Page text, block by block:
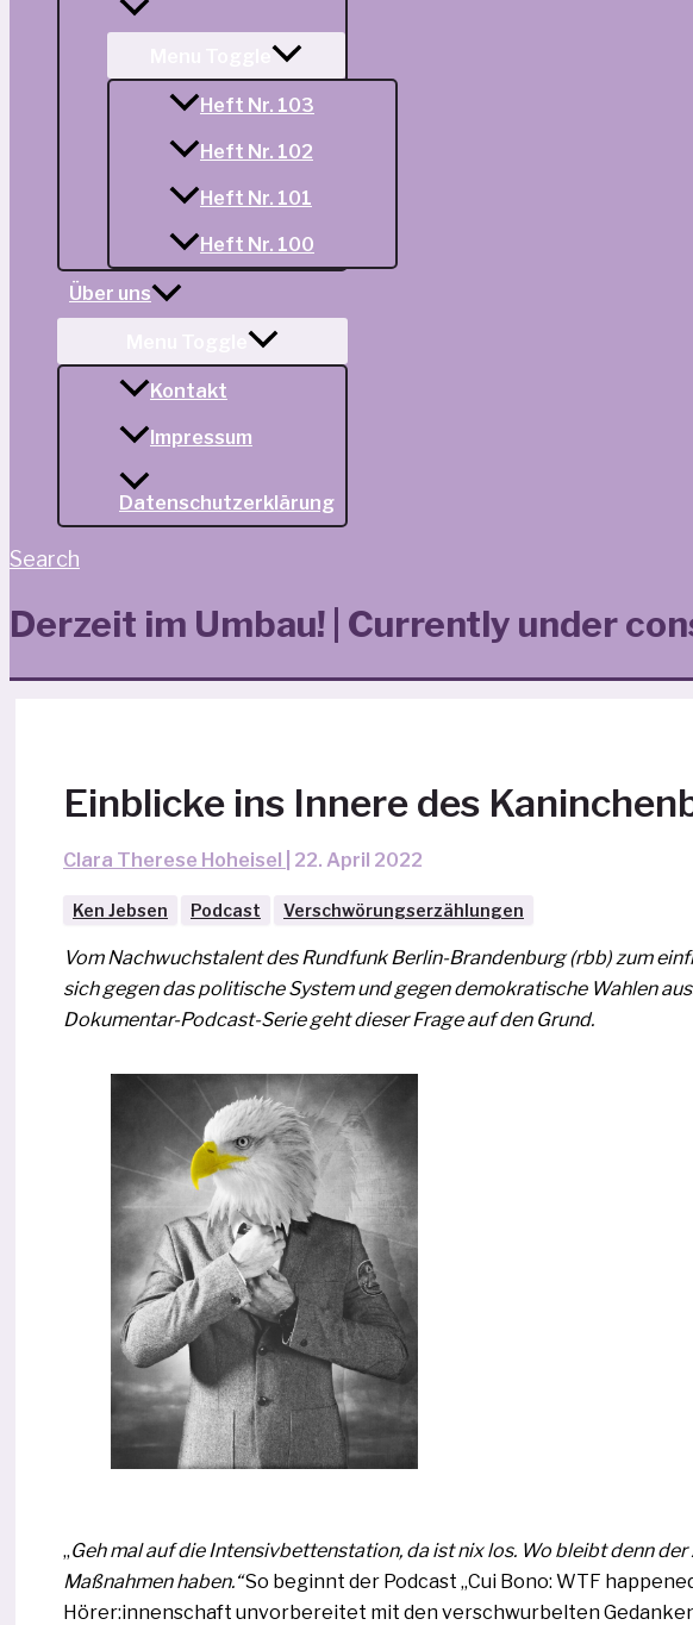
Heft Nr. 103
Heft Nr. 102
Heft Nr. 101
Heft Nr. 100
Über uns
Kontakt
Impressum
Datenschutzerklärung
Search
Derzeit im Umbau! | Currently under
Einblicke ins Innere des
Clara Therese Hoheisel 22. April 2022
Ken Jebsen Podcast Verschwörungserzählungen
Vom Nachwuchstalent des Rundfunk Berlin-Brandenburg (rbb) zum
sich gegen das poli­ti­sche System und gegen demo­kra­ti­sche Wahlen
Dokumentar-Podcast-Serie geht die­ser Frage auf den Grund.
„Geh mal auf die Intensivbettenstation, da ist nix los. Wo bleibt denn der
Maßnahmen haben.“So beginnt der Podcast „Cui Bono: WTF
Hörer:innenschaft unvor­be­rei­tet mit den ver­schwur­bel­ten